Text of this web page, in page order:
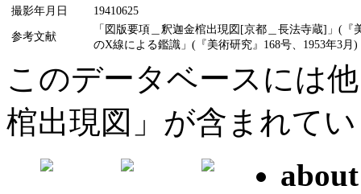
撮影年月日
19410625
参考文献
「図版要項＿釈迦金棺出現図[京都＿長法寺蔵]」(
のX線による鑑識」(『美術研究』168号、1953年3月)
このデータベースには
棺出現図」が含まれて
about